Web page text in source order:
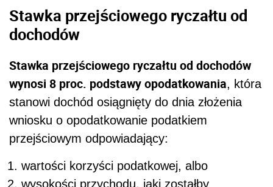
Stawka przejściowego ryczałtu od
dochodów
Stawka przejściowego ryczałtu od dochodów
wynosi 8 proc. podstawy opodatkowania, która
stanowi dochód osiągnięty do dnia złożenia
wniosku o opodatkowanie podatkiem
przejściowym odpowiadający:
wartości korzyści podatkowej, albo
wysokości przychodu, jaki zostałby